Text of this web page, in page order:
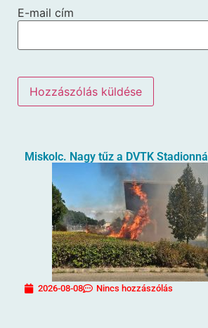
E-mail cím
Miskolc. Nagy tűz a DVTK Stadionnál
2026-08-08 Nincs hozzászólás